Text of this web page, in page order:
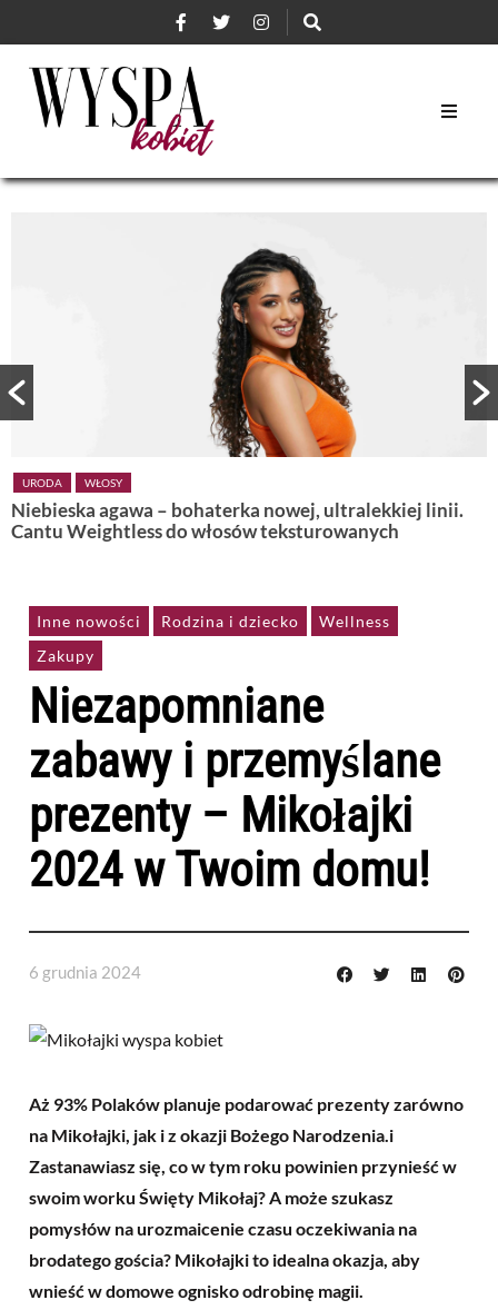
URODA WŁOSY
Niebieska agawa – bohaterka nowej, ultralekkiej linii.
Cantu Weightless do włosów teksturowanych
Inne nowości Rodzina i dziecko
Wellness
Zakupy
Niezapomniane
zabawy i przemyślane
prezenty – Mikołajki
2024 w Twoim domu!
6 grudnia 2024
Aż 93% Polaków planuje podarować prezenty zarówno
na Mikołajki, jak i z okazji Bożego Narodzenia.i
Zastanawiasz się, co w tym roku powinien przynieść w
swoim worku Święty Mikołaj? A może szukasz
pomysłów na urozmaicenie czasu oczekiwania na
brodatego gościa? Mikołajki to idealna okazja, aby
wnieść w domowe ognisko odrobinę magii.